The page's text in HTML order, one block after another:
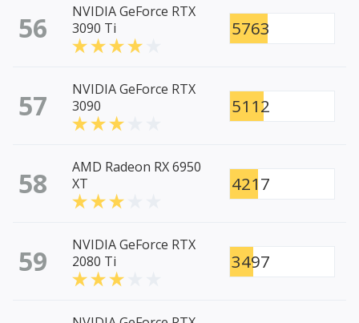
56
NVIDIA GeForce RTX
3090 Ti
5763
57
NVIDIA GeForce RTX
3090
5112
58
AMD Radeon RX 6950
XT
4217
59
NVIDIA GeForce RTX
2080 Ti
3497